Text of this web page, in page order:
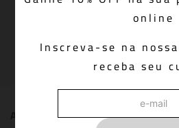
online
Inscreva-se na
receba seu
Cadastrar
ATENDIMENTO